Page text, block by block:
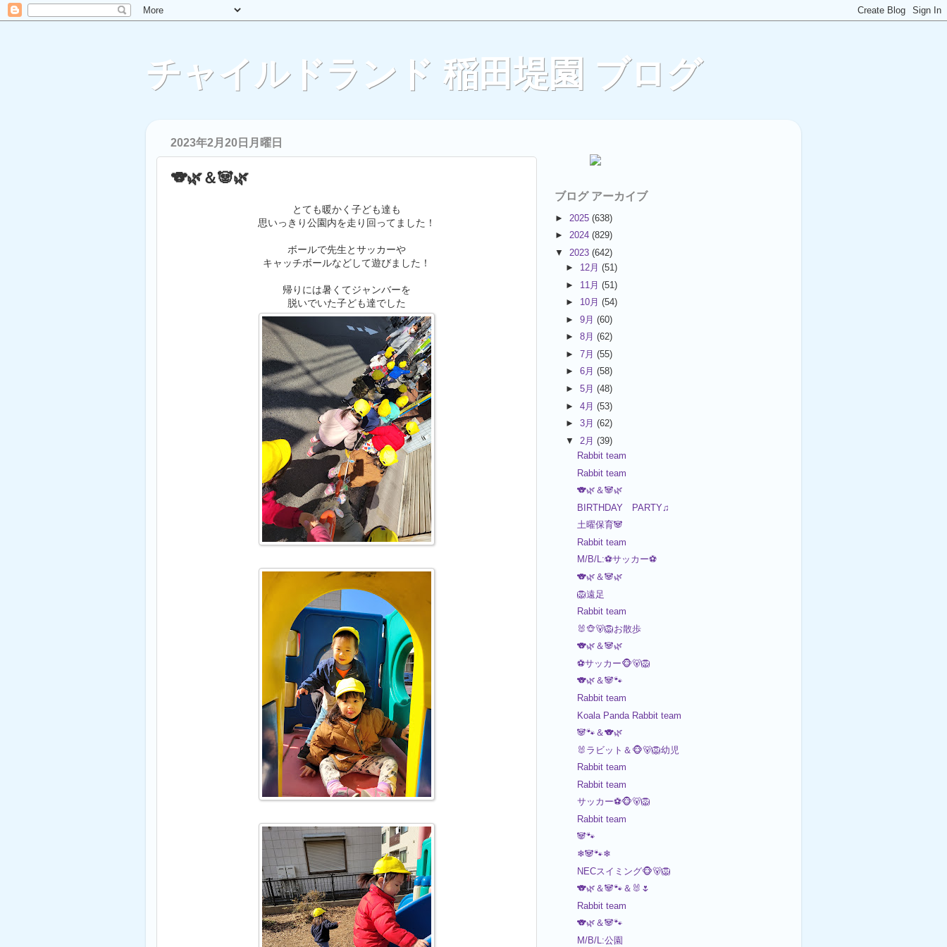
チャイルドランド 稲田堤園 ブログ
2023年2月20日月曜日
🐨🌿＆🐼🌿
とても暖かく子ども達も
思いっきり公園内を走り回ってました！
ボールで先生とサッカーや
キャッチボールなどして遊びました！
帰りには暑くてジャンバーを
脱いでいた子ども達でした
ブログ アーカイブ
► 2025 (638)
► 2024 (829)
▼ 2023 (642)
► 12月(51)
► 11月(51)
► 10月(54)
►9月(60)
►8月(62)
►7月(55)
►6月(58)
►5月(48)
►4月(53)
►3月(62)
▼ 2月(39)
Rabbit team
Rabbit team
🐨🌿＆🐼🌿
BIRTHDAY PARTY♫
土曜保育🐼
Rabbit team
M/B/L:⚽サッカー⚽
🐨🌿＆🐼🌿
🦁遠足
Rabbit team
🐰🐵🐻🦁お散歩
🐨🌿＆🐼🌿
⚽️サッカー🐵🐻🦁
🐨🌿＆🐼🐾
Rabbit team
Koala Panda Rabbit team
🐼🐾＆🐨🌿
🐰ラビット＆🐵🐻‍️🦁幼児
Rabbit team
Rabbit team
サッカー⚽️🐵🐻🦁
Rabbit team
🐼🐾
❄🐼🐾❄
NECスイミング🐵🐻🦁
🐨🌿＆🐼🐾＆🐰🌷
Rabbit team
🐨🌿＆🐼🐾
M/B/L:公園